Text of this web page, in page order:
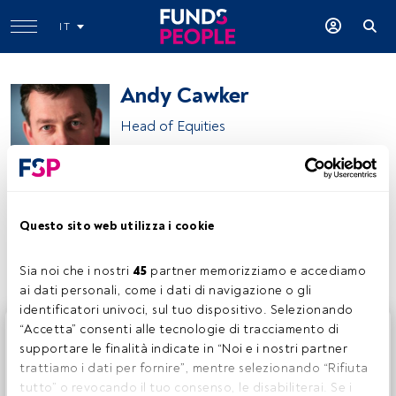
Questo sito web utilizza i cookie
Sia noi che i nostri 45 partner memorizziamo e accediamo
ai dati personali, come i dati di navigazione o gli
identificatori univoci, sul tuo dispositivo. Selezionando
“Accetta” consenti alle tecnologie di tracciamento di
supportare le finalità indicate in “Noi e i nostri partner
trattiamo i dati per fornire”, mentre selezionando “Rifiuta
tutto” o revocando il tuo consenso, le disabiliterai. Se i
IT
Andy Cawker
Head of Equities
Condividi:
Questo è un articolo riservato agli utenti FundsPeople. Se
sei già registrato, accedi tramite il pulsante Login. Se non
hai ancora un account, ti invitiamo a registrarti per scoprire
tutti i contenuti che FundsPeople ha da offrire.